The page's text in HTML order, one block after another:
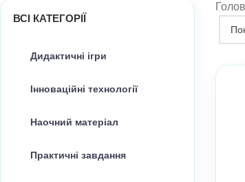
ВСІ КАТЕГОРІЇ
Дидактичні ігри
Інноваційні технології
Наочний матеріал
Практичні завдання